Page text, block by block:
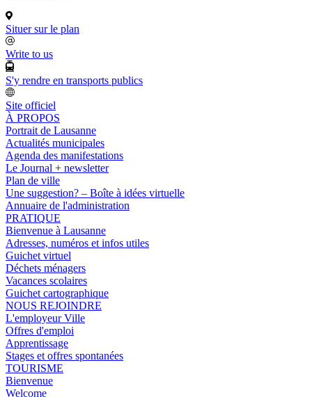
Situer sur le plan
Write to us
S'y rendre en transports publics
Site officiel
À PROPOS
Portrait de Lausanne
Actualités municipales
Agenda des manifestations
Le Journal + newsletter
Plan de ville
Une suggestion? – Boîte à idées virtuelle
Annuaire de l'administration
PRATIQUE
Bienvenue à Lausanne
Adresses, numéros et infos utiles
Guichet virtuel
Déchets ménagers
Vacances scolaires
Guichet cartographique
NOUS REJOINDRE
L'employeur Ville
Offres d'emploi
Apprentissage
Stages et offres spontanées
TOURISME
Bienvenue
Welcome